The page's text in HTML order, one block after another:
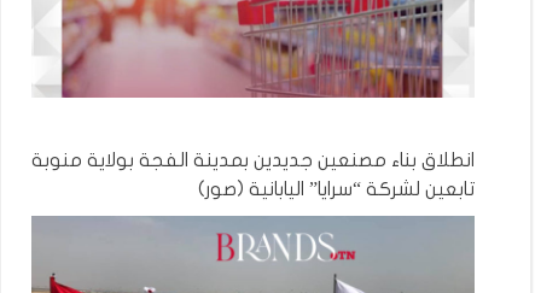
انطلاق بناء مصنعين جديدين بمدينة الفجة بولاية منوبة
تابعين لشركة “سرايا” اليابانية (صور)